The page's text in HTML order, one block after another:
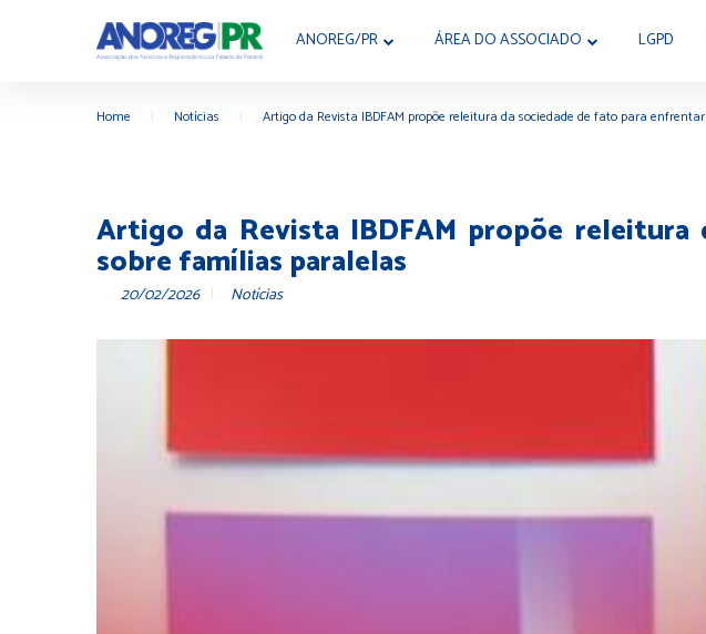
ANOREG/PR ÁREA DO ASSOCIADO LGPD
Home Notícias Artigo da Revista IBDFAM propõe releitura da sociedade de fato para
Artigo da Revista IBDFAM propõe
sobre famílias paralelas
20/02/2026 Notícias